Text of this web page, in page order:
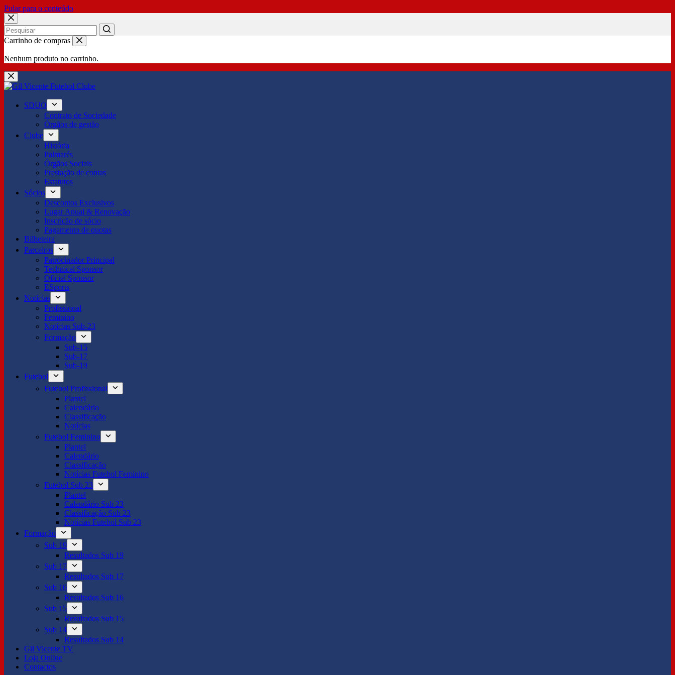
Pular para o conteúdo
No
Carrinho de compras
Nenhum produto no carrinho.
SDUQ
Contrato de Sociedade
Órgãos de gestão
Clube
História
Palmarés
Órgãos Sociais
Prestação de contas
Estatutos
Sócios
Descontos Exclusivos
Lugar Anual & Renovação
Inscrição de sócio
Pagamento de quotas
Bilheteira
Parceiros
Patrocinador Principal
Technical Sponsor
Oficial Sponsor
ESports
Notícias
Profissional
Feminino
Notícias Sub-23
Formação
Sub-15
Sub-17
Sub-19
Futebol
Futebol Profissional
Plantel
Calendário
Classificação
Notícias
Futebol Feminino
Plantel
Calendário
Classificação
Notícias Futebol Feminino
Futebol Sub 23
Plantel
Calendário Sub 23
Classificação Sub 23
Notícias Futebol Sub 23
Formação
Sub 19
Resultados Sub 19
Sub 17
Resultados Sub 17
Sub 16
Resultados Sub 16
Sub 15
Resultados Sub 15
Sub 14
Resultados Sub 14
Gil Vicente TV
Loja Online
Contactos